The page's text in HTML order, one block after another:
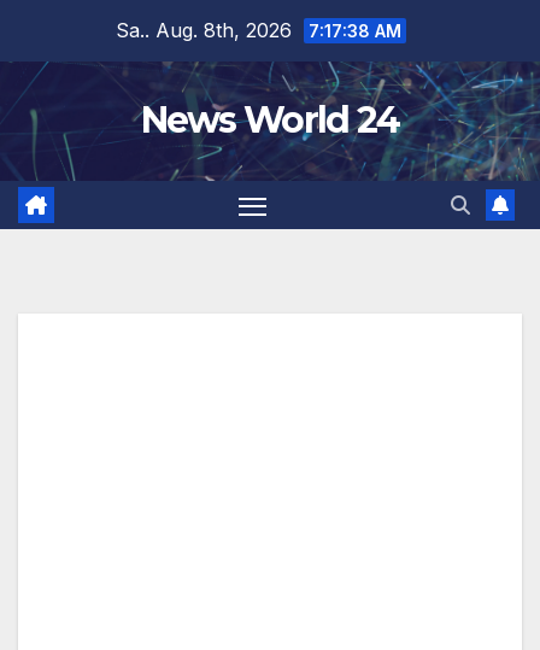
springen
Sa.. Aug. 8th, 2026 7:17:39 AM
News World 24